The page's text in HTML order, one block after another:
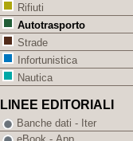
Rifiuti
Autotrasporto
Strade
Infortunistica
Nautica
LINEE EDITORIALI
Banche dati - Iter